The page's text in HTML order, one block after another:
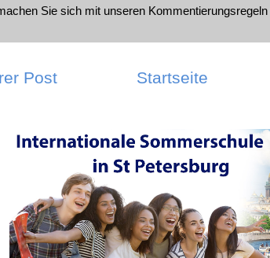
Sie sich mit unseren Kommentierungsregeln
Post Startseite